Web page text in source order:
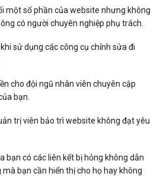
một số phần của website nhưng không
có người chuyên nghiệp phụ trách.
sử dụng các công cụ chỉnh sửa đi
cho đội ngũ nhân viên chuyên cập
bạn.
trị viên bảo trì website không đạt yêu
bạn có các liên kết bị hỏng không dẫn
bạn cần hiển thị cho họ hay không